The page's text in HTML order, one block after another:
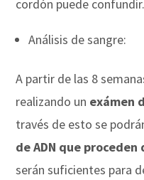
cordón puede confundir.
Análisis de sangre:
A partir de las 8
realizando un exámen
través de esto se
de ADN que
serán suficientes para